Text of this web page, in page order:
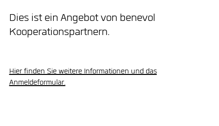
Dies ist ein Angebot von benevol
Kooperationspartnern.
Hier finden Sie weitere Informationen und das
Anmeldeformular.